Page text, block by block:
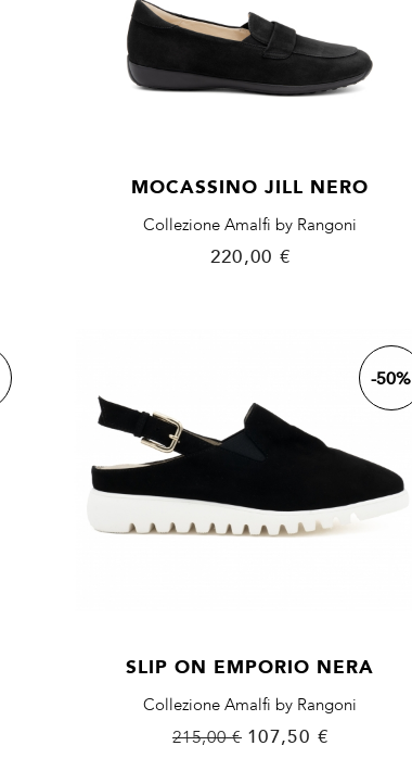
MOCASSINO JILL NERO
Collezione Amalfi by Rangoni
Prezzo
220,00 €
SLIP ON EMPORIO NERA
Collezione Amalfi by Rangoni
Prezzo
215,00 € Prezzo
107,50 €
-50%